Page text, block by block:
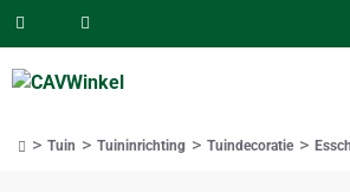
Tuin Tuininrichting Tuindecoratie